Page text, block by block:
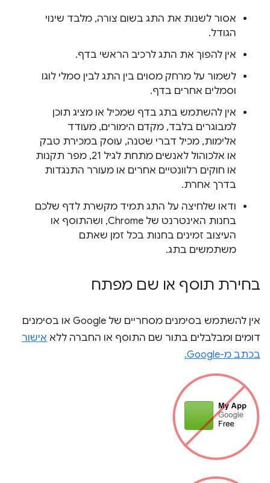
אסור לשנות את התג בשום צורה, מלבד שינוי
הגודל.
אין להפוך את התג לרכיב הראשי בדף.
לשמור על מרחק מסוים בין התג לבין סמלי לוגו
וסמלים אחרים בדף.
אין להשתמש בתג בדף שמכיל או מציג תוכן
למבוגרים בלבד, מקדם הימורים, מעודד
אלימות, מכיל דברי שטנה, עוסק במכירת טבק
או אלכוהול לאנשים מתחת לגיל 21, מפר תקנות
או חוקים רלוונטיים אחרים או מעורר התנגדות
בדרך אחרת.
ודאו שלחיצה על התג תמיד מקשרת לדף שלכם
בחנות האינטרנט של Chrome, ושהתוסף או
העיצוב זמינים בחנות בכל זמן שאתם
משתמשים בתג.
בחירת תוסף או שם מפתח
אין להשתמש בסימנים מסחריים של Google או בסימנים
דומים ומבלבלים בתור שם התוסף או החברה ללא אישור
בכתב מ-Google.